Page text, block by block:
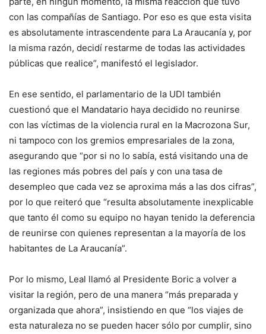
con las compañías de Santiago. Por eso es que esta visita
es absolutamente intrascendente para La Araucanía y, por
la misma razón, decidí restarme de todas las actividades
públicas que realice”, manifestó el legislador.
En ese sentido, el parlamentario de la UDI también
cuestionó que el Mandatario haya decidido no reunirse
con las víctimas de la violencia rural en la Macrozona Sur,
ni tampoco con los gremios empresariales de la zona,
asegurando que “por si no lo sabía, está visitando una de
las regiones más pobres del país y con una tasa de
desempleo que cada vez se aproxima más a las dos cifras”,
por lo que reiteró que “resulta absolutamente inexplicable
que tanto él como su equipo no hayan tenido la deferencia
de reunirse con quienes representan a la mayoría de los
habitantes de La Araucanía”.
Por lo mismo, Leal llamó al Presidente Boric a volver a
visitar la región, pero de una manera “más preparada y
organizada que ahora”, insistiendo en que “los viajes de
esta naturaleza no se pueden hacer sólo por cumplir, sino